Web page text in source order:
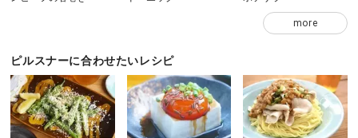
more
ピルスナーに合わせたいレシピ